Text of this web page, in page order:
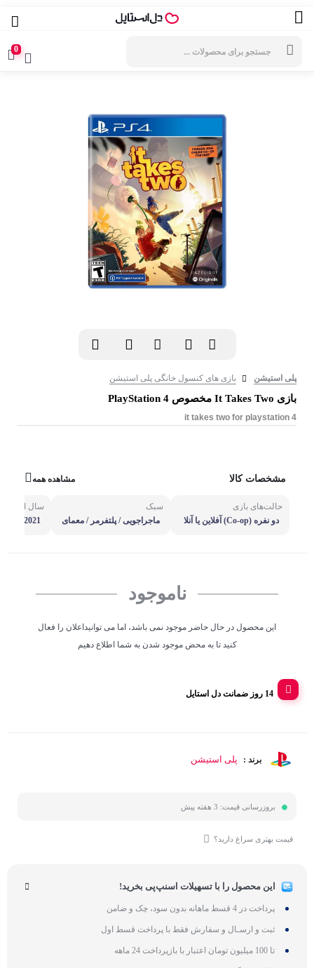
0
پلی استیشن بازی های کنسول خانگی پلی استیشن
بازی It Takes Two مخصوص PlayStation 4
it takes two for playstation 4
مشخصات کالا مشاهده همه
حالت‌های بازی
دو نفره (Co‑op) آفلاین یا آنلا
سبک
ماجراجویی / پلتفرمر / معمای
سال انتشار
26, 2021
ناموجود
این محصول در حال حاضر موجود نمی باشد، اما می توانیداعلان را فعال
کنید تا به محض موجود شدن به شما اطلاع دهیم
14 روز ضمانت دل استایل
برند : پلی استیشن
بروزرسانی قیمت: 3 هفته پیش
قیمت بهتری سراغ دارید؟
این محصول را با تسهیلات اسنپ‌پی بخرید!
پرداخت در 4 قسط ماهانه بدون سود، چک و ضامن
ثبت و ارسـال و سفارش فقط با پرداخت قسط اول
تا 100 میلیون تومان اعتبار با بازپرداخت 24 ماهه